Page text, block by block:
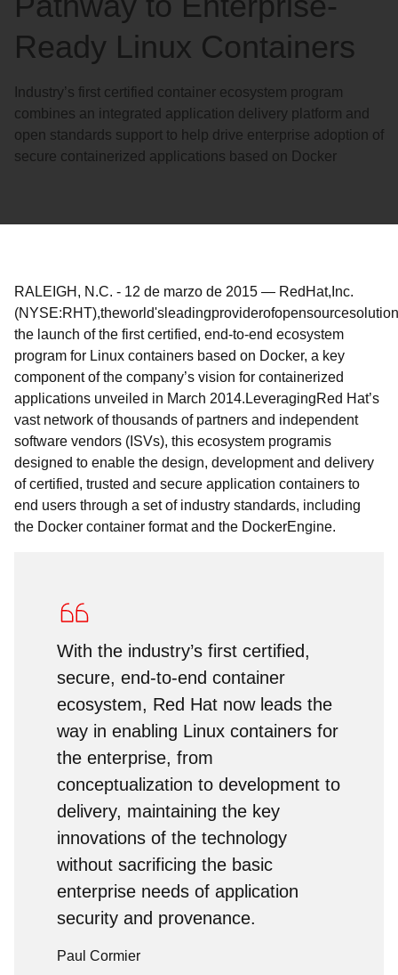
Ready Linux Containers
Industry’s first certified container ecosystem program
combines an integrated application delivery platform and
open standards support to help drive enterprise adoption of
secure containerized applications based on Docker
RALEIGH, N.C. - 12 de marzo de 2015 — Red Hat, Inc.
(NYSE:RHT),theworld's leadingproviderofopensource
the launch of the first certified, end-to-end ecosystem
program for Linux containers based on Docker, a key
componentof the company’s vision for containerized
applications unveiled in March 2014. LeveragingRed Hat’s
vast network ofthousands of partners and independent
software vendors (ISVs), this ecosystem programis
designed to enable the design, development and delivery
of certified, trusted and secure application containers to
end users through a set of industry standards, including
the Docker container format and the DockerEngine.
With the industry’s first certified,
secure, end-to-end container
ecosystem, Red Hat now leads the
way in enabling Linux containers for
the enterprise, from
conceptualization to development to
delivery, maintaining the key
innovations of the technology
without sacrificing the basic
enterprise needs of application
security and provenance.
Paul Cormier